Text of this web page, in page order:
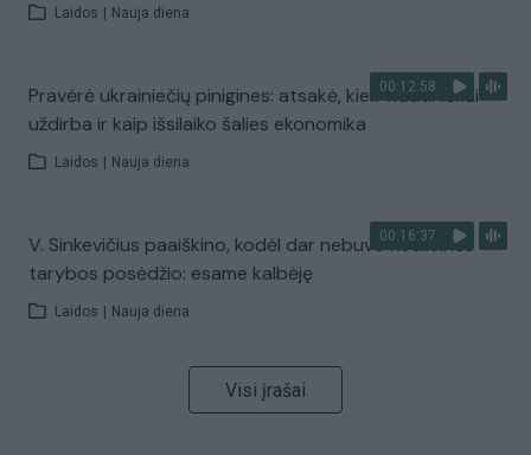
Laidos Nauja diena
00:12:58
Pravėrė ukrainiečių pinigines: atsakė, kiek vidutiniškai
uždirba ir kaip išsilaiko šalies ekonomika
Laidos Nauja diena
00:16:37
V. Sinkevičius paaiškino, kodėl dar nebuvo Koalicinės
tarybos posėdžio: esame kalbėję
Laidos Nauja diena
Visi įrašai